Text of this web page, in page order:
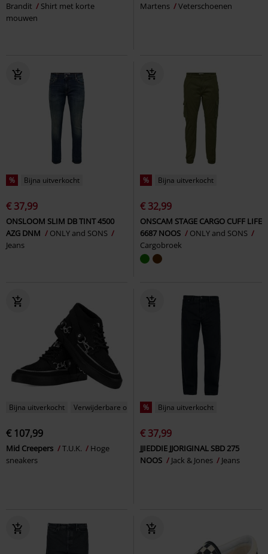
Brandit
Shirt met korte
mouwen
Martens
Veterschoenen
% Bijna uitverkocht
€ 37,99
ONSLOOM SLIM DB TINT 4500
AZG DNM
ONLY and SONS
Jeans
% Bijna uitverkocht
€ 32,99
ONSCAM STAGE CARGO CUFF LIFE
6687 NOOS
ONLY and SONS
Cargobroek
Bijna uitverkocht Verwijderbare onderdelen
€ 107,99
Mid Creepers T.U.K.
Hoge
sneakers
% Bijna uitverkocht
€ 37,99
JJIEDDIE JJORIGINAL SBD 275
NOOS
Jack & Jones Jeans